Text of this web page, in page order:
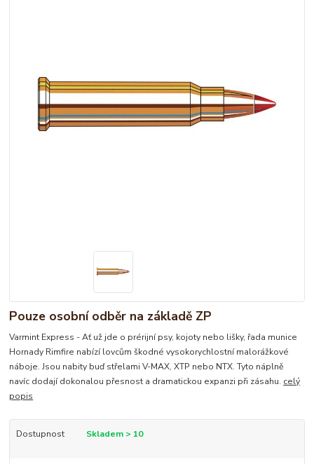
Pouze osobní odběr na základě ZP
Varmint Express - Ať už jde o prérijní psy, kojoty nebo lišky, řada munice
Hornady Rimfire nabízí lovcům škodné vysokorychlostní malorážkové
náboje. Jsou nabity buď střelami V-MAX, XTP nebo NTX. Tyto náplně
navíc dodají dokonalou přesnost a dramatickou expanzi při zásahu. celý
popis
Dostupnost Skladem > 10